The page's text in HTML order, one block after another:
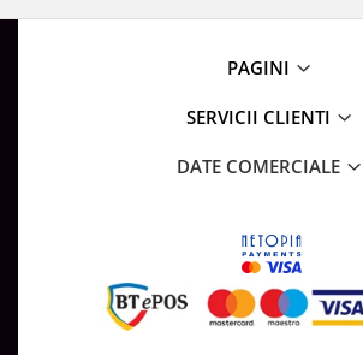
PAGINI
SERVICII CLIENTI
DATE COMERCIALE